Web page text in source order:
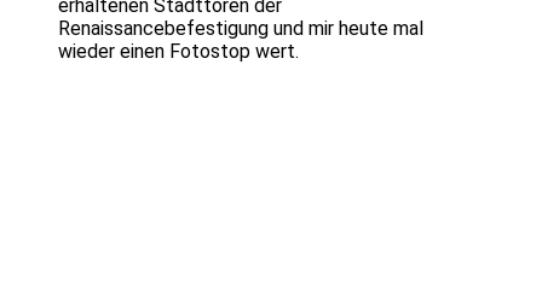
erhaltenen Stadttoren der
Renaissancebefestigung und mir heute mal
wieder einen Fotostop wert.